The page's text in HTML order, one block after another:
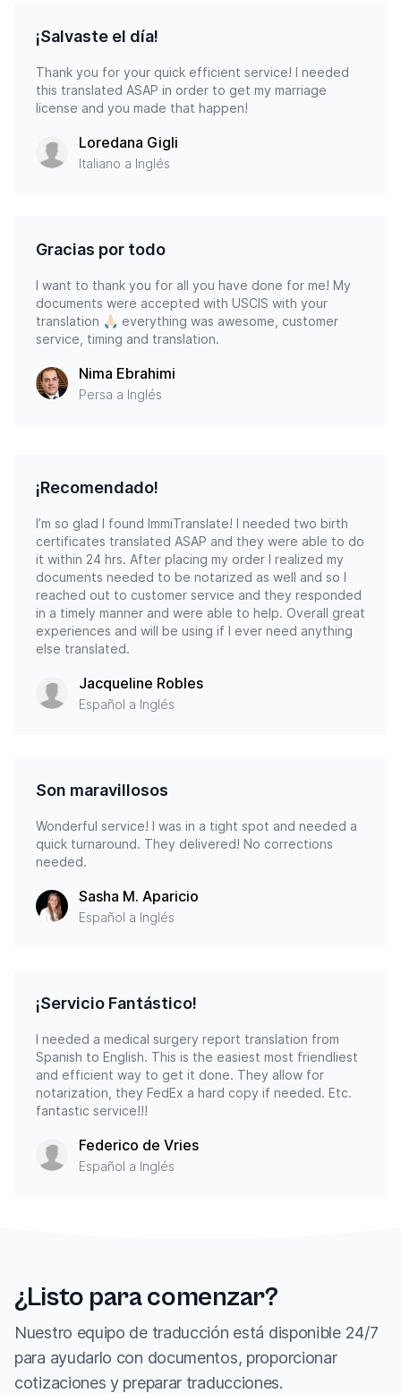
¡Salvaste el día!
Thank you for your quick efficient service! I needed
this translated ASAP in order to get my marriage
license and you made that happen!
Loredana Gigli
Italiano a Inglés
Gracias por todo
I want to thank you for all you have done for me! My
documents were accepted with USCIS with your
translation 🙏🏻 everything was awesome, customer
service, timing and translation.
Nima Ebrahimi
Persa a Inglés
¡Recomendado!
I’m so glad I found ImmiTranslate! I needed two birth
certificates translated ASAP and they were able to do
it within 24 hrs. After placing my order I realized my
documents needed to be notarized as well and so I
reached out to customer service and they responded
in a timely manner and were able to help. Overall great
experiences and will be using if I ever need anything
else translated.
Jacqueline Robles
Español a Inglés
Son maravillosos
Wonderful service! I was in a tight spot and needed a
quick turnaround. They delivered! No corrections
needed.
Sasha M. Aparicio
Español a Inglés
¡Servicio Fantástico!
I needed a medical surgery report translation from
Spanish to English. This is the easiest most friendliest
and efficient way to get it done. They allow for
notarization, they FedEx a hard copy if needed. Etc.
fantastic service!!!
Federico de Vries
Español a Inglés
¿Listo para comenzar?
Nuestro equipo de traducción está disponible 24/7
para ayudarlo con documentos, proporcionar
cotizaciones y preparar traducciones.